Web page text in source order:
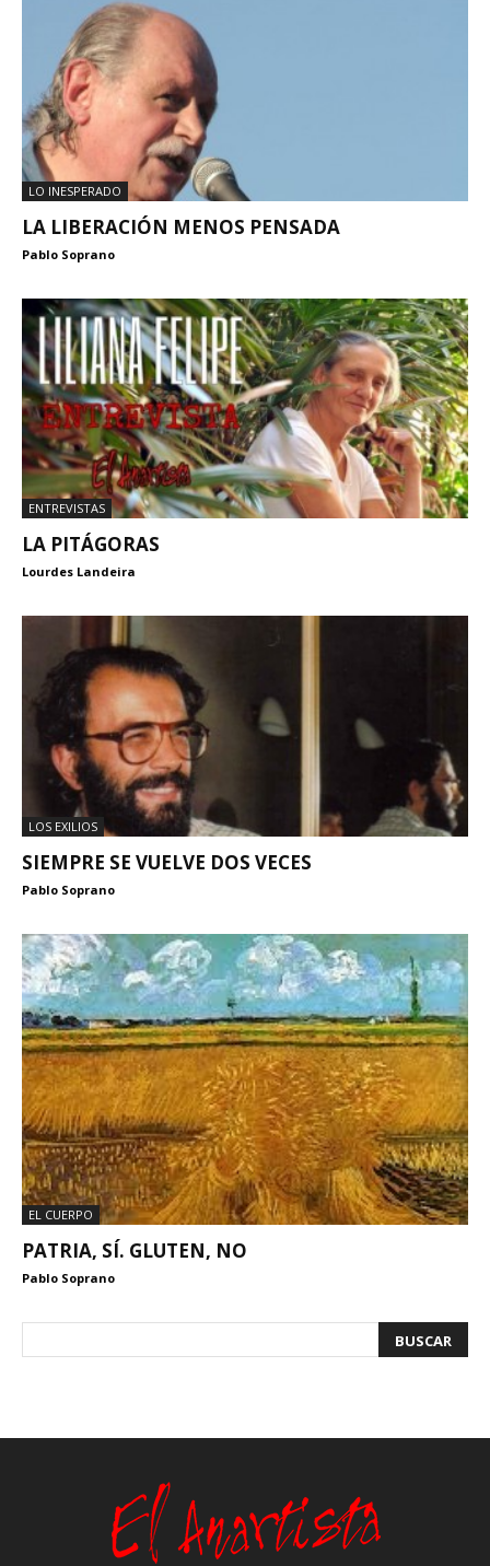
LO INESPERADO
LA LIBERACIÓN MENOS PENSADA
Pablo Soprano
ENTREVISTAS
LA PITÁGORAS
Lourdes Landeira
LOS EXILIOS
SIEMPRE SE VUELVE DOS VECES
Pablo Soprano
EL CUERPO
PATRIA, SÍ. GLUTEN, NO
Pablo Soprano